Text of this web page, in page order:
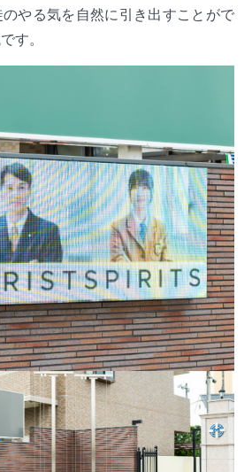
やる気を自然に引き出すことがで
す。